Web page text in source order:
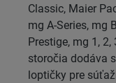
Classic, Maier
mg A-Series, mg
Prestige, mg 1,
storočia dodáva
loptičky pre